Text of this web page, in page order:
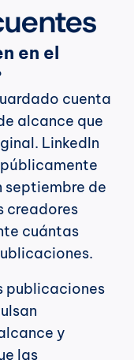
en el
cuenta
alcance que
LinkedIn
septiembre de
creadores
cuántas
publicaciones
y
las